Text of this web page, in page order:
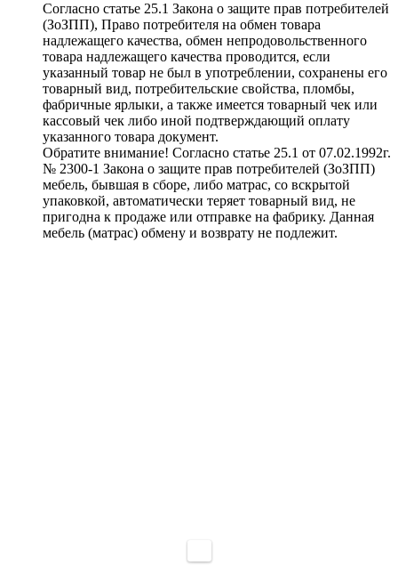
Согласно статье 25.1 Закона о защите прав потребителей
(ЗоЗПП), Право потребителя на обмен товара
надлежащего качества, обмен непродовольственного
товара надлежащего качества проводится, если
указанный товар не был в употреблении, сохранены его
товарный вид, потребительские свойства, пломбы,
фабричные ярлыки, а также имеется товарный чек или
кассовый чек либо иной подтверждающий оплату
указанного товара документ.
Обратите внимание! Согласно статье 25.1 от 07.02.1992г.
№ 2300-1 Закона о защите прав потребителей (ЗоЗПП)
мебель, бывшая в сборе, либо матрас, со вскрытой
упаковкой, автоматически теряет товарный вид, не
пригодна к продаже или отправке на фабрику. Данная
мебель (матрас) обмену и возврату не подлежит.